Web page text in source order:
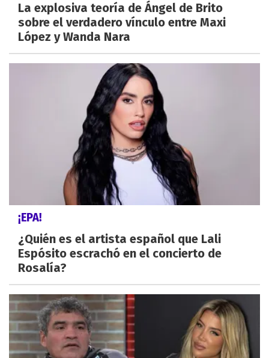
La explosiva teoría de Ángel de Brito
sobre el verdadero vínculo entre Maxi
López y Wanda Nara
¡EPA!
¿Quién es el artista español que Lali
Espósito escrachó en el concierto de
Rosalía?